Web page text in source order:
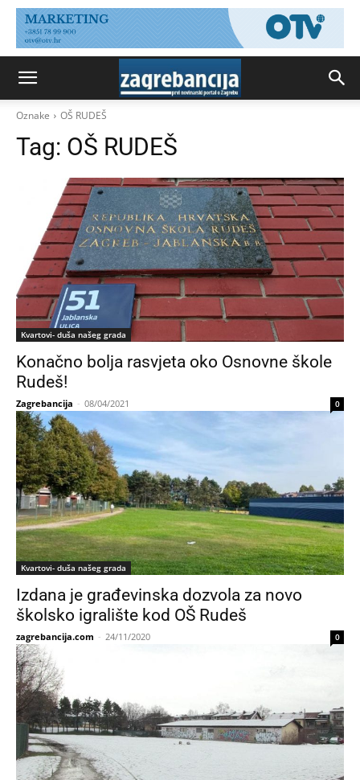
Oznake OŠ RUDEŠ
Tag: OŠ RUDEŠ
Kvartovi- duša našeg grada
Konačno bolja rasvjeta oko Osnovne škole
Rudeš!
Zagrebancija - 08/04/2021 0
Kvartovi- duša našeg grada
Izdana je građevinska dozvola za novo
školsko igralište kod OŠ Rudeš
zagrebancija.com - 24/11/2020 0